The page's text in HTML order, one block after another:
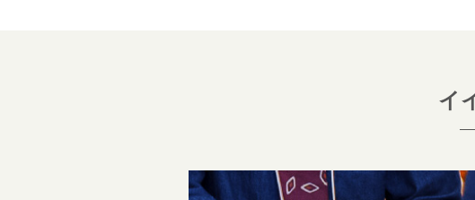
イ